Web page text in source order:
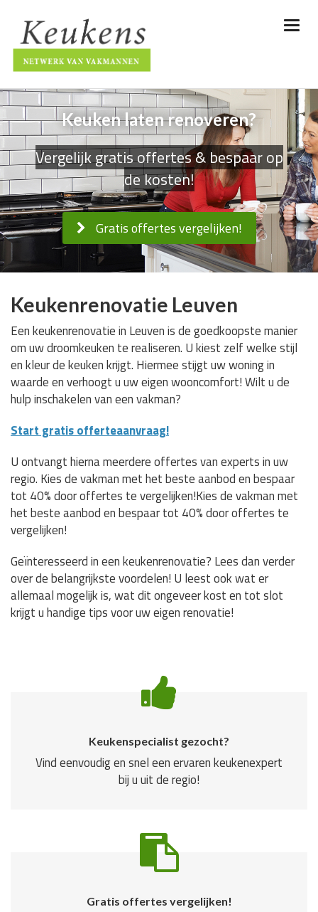
Keuken laten renoveren?
Vergelijk gratis offertes & bespaar op
de kosten!
Gratis offertes vergelijken!
Keukenrenovatie Leuven
Een keukenrenovatie in Leuven is de goedkoopste manier
om uw droomkeuken te realiseren. U kiest zelf welke stijl
en kleur de keuken krijgt. Hiermee stijgt uw woning in
waarde en verhoogt u uw eigen wooncomfort! Wilt u de
hulp inschakelen van een vakman?
Start gratis offerteaanvraag!
U ontvangt hierna meerdere offertes van experts in uw
regio. Kies de vakman met het beste aanbod en bespaar
tot 40% door offertes te vergelijken!Kies de vakman met
het beste aanbod en bespaar tot 40% door offertes te
vergelijken!
Geïnteresseerd in een keukenrenovatie? Lees dan verder
over de belangrijkste voordelen! U leest ook wat er
allemaal mogelijk is, wat dit ongeveer kost en tot slot
krijgt u handige tips voor uw eigen renovatie!
Keukenspecialist gezocht?
Vind eenvoudig en snel een ervaren keukenexpert
bij u uit de regio!
Gratis offertes vergelijken!